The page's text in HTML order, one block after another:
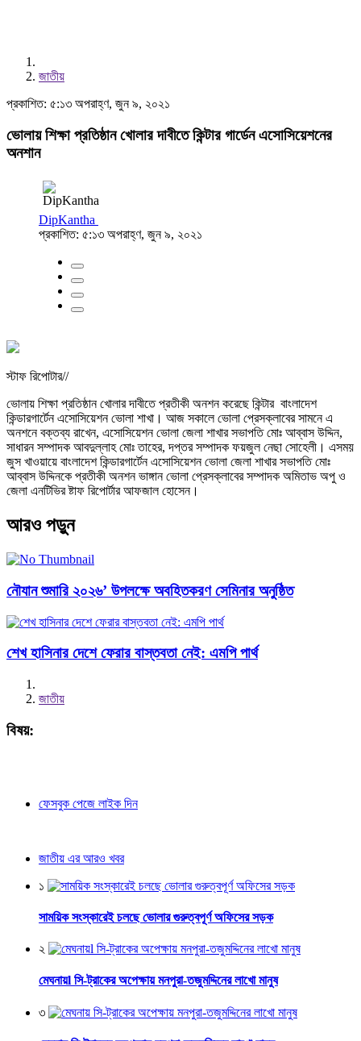
জাতীয়
প্রকাশিত: ৫:১৩ অপরাহ্ণ, জুন ৯, ২০২১
ভোলায় শিক্ষা প্রতিষ্ঠান খোলার দাবীতে কিন্টার গার্ডেন এসোসিয়েশনের
অনশান
DipKantha
প্রকাশিত: ৫:১৩ অপরাহ্ণ, জুন ৯, ২০২১
স্টাফ রিপোটার//
ভোলায় শিক্ষা প্রতিষ্ঠান খোলার দাবীতে প্রতীকী অনশন করেছে কিন্টার বাংলাদেশ
কিন্ডারগার্টেন এসোসিয়েশন ভোলা শাখা। আজ সকালে ভোলা প্রেসক্লাবের সামনে এ
অনশনে বক্তব্য রাখেন, এসোসিয়েশন ভোলা জেলা শাখার সভাপতি মোঃ আব্বাস উদ্দিন,
সাধারন সম্পাদক আবদুল্লাহ মোঃ তাহের, দপ্তর সম্পাদক ফয়জুল নেছা সোহেলী। এসময়
জুস খাওয়ায়ে বাংলাদেশ কিন্ডারগার্টেন এসোসিয়েশন ভোলা জেলা শাখার সভাপতি মোঃ
আব্বাস উদ্দিনকে প্রতীকী অনশন ভাঙ্গান ভোলা প্রেসক্লাবের সম্পাদক অমিতাভ অপু ও
জেলা এনটিভির ষ্টাফ রিপোর্টার আফজাল হোসেন।
আরও পড়ুন
নৌযান শুমারি ২০২৬’ উপলক্ষে অবহিতকরণ সেমিনার অনুষ্ঠিত
শেখ হাসিনার দেশে ফেরার বাস্তবতা নেই: এমপি পার্থ
জাতীয়
বিষয়:
ফেসবুক পেজে লাইক দিন
জাতীয় এর আরও খবর
১
সাময়িক সংস্কারেই চলছে ভোলার গুরুত্বপূর্ণ অফিসের সড়ক
২
মেঘনায়l সি-ট্রাকের অপেক্ষায় মনপুরা-তজুমদ্দিনের লাখো মানুষ
৩